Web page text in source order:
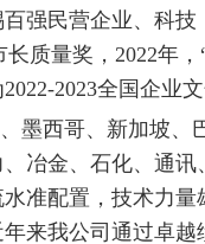
强民营企业、科技
质量奖，2022年
2023全国企业文
墨西哥、新加坡、
冶金、石化、通
准配置，技术力
来我公司通过卓